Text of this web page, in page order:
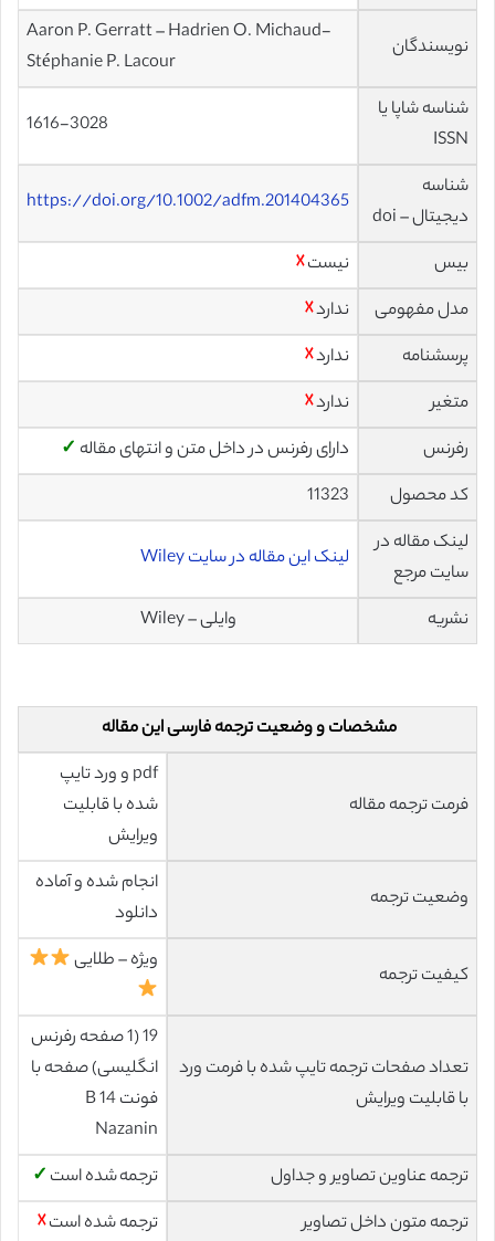
نویسندگان
Aaron P. Gerratt – Hadrien O. Michaud-
Stéphanie P. Lacour
شناسه شاپا یا
ISSN
1616-3028
شناسه
دیجیتال – doi
https://doi.org/10.1002/adfm.201404365
بیس نیست☓
مدل مفهومی
ندارد☓
پرسشنامه
ندارد☓
متغیر
ندارد☓
رفرنس
دارای رفرنس در داخل متن و انتهای مقاله ✓
کد محصول
11323
لینک مقاله در
سایت مرجع
لینک این مقاله در سایت Wiley
نشریه وایلی – Wiley
مشخصات و وضعیت ترجمه فارسی این مقاله
فرمت ترجمه مقاله
pdf و ورد تایپ
شده با قابلیت
ویرایش
وضعیت ترجمه
انجام شده و آماده
دانلود
کیفیت ترجمه
ویژه – طلایی
تعداد صفحات ترجمه تایپ شده با فرمت ورد
با قابلیت ویرایش
19 (1 صفحه رفرنس
انگلیسی) صفحه با
فونت 14 B
Nazanin
ترجمه عناوین تصاویر و جداول
ترجمه شده است ✓
ترجمه متون داخل تصاویر
ترجمه شده است☓